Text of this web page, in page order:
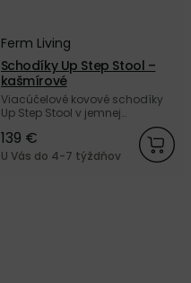
Ferm Living
Schodíky Up Step Stool –
kašmírové
Viacúčelové kovové schodíky
Up Step Stool v jemnej
kašmírovej farbe od dánskej
značky Ferm Living.
139 €
U Vás do 4-7 týždňov